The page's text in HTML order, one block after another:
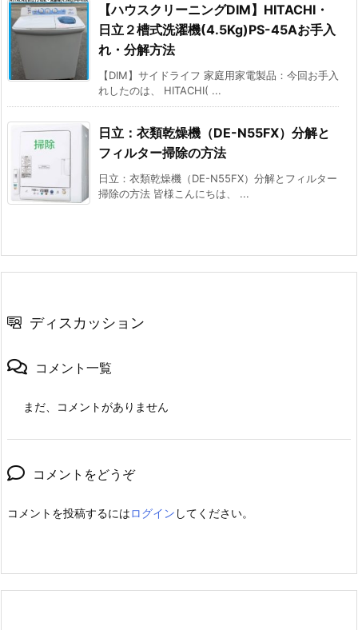
【ハウスクリーニングDIM】HITACHI・
日立２槽式洗濯機(4.5Kg)PS-45Aお手入
れ・分解方法
【DIM】サイドライフ 家庭用家電製品：今回お手入
れしたのは、 HITACHI( ...
日立：衣類乾燥機（DE-N55FX）分解と
フィルター掃除の方法
日立：衣類乾燥機（DE-N55FX）分解とフィルター
掃除の方法 皆様こんにちは、 ...
ディスカッション
コメント一覧
まだ、コメントがありません
コメントをどうぞ
コメントを投稿するにはログイン してください。